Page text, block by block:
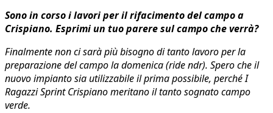
Sono in corso i lavori per il rifacimento del campo a
Crispiano. Esprimi un tuo parere sul campo che verrà?
Finalmente non ci sarà più bisogno di tanto lavoro per la
preparazione del campo la domenica (ride ndr). Spero che il
nuovo impianto sia utilizzabile il prima possibile, perché I
Ragazzi Sprint Crispiano meritano il tanto sognato campo
verde.